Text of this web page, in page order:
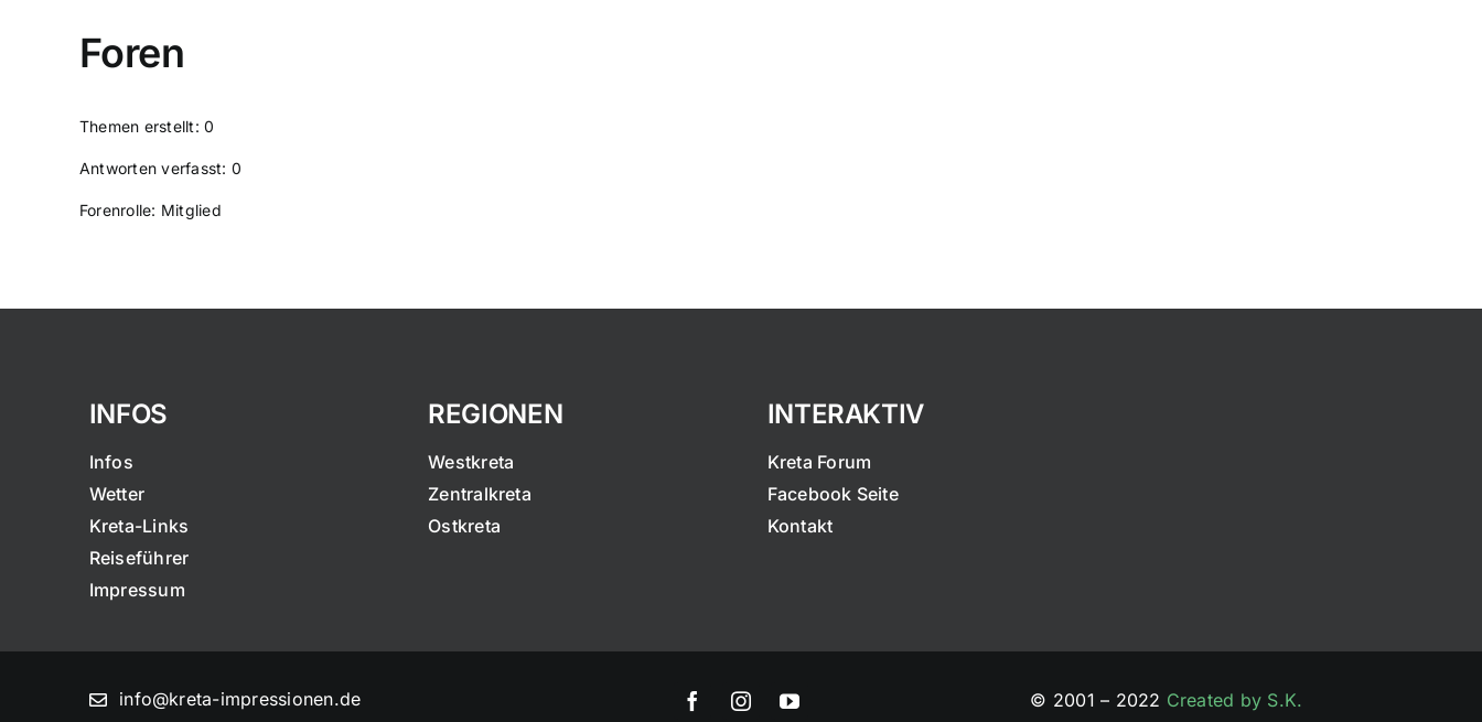
Foren
Themen erstellt: 0
Antworten verfasst: 0
Forenrolle: Mitglied
INFOS
Infos
Wetter
Kreta-Links
Reiseführer
Impressum
REGIONEN
Westkreta
Zentralkreta
Ostkreta
INTERAKTIV
Kreta Forum
Facebook Seite
Kontakt
info@kreta-impressionen.de © 2001 – 2022 Created by S.K.